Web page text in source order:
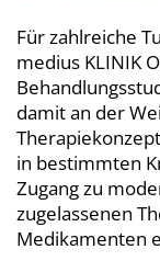
Für zahlreiche
medius KLINIK
damit an der
in bestimmten
Zugang zu
zugelassenen
Medikamenten